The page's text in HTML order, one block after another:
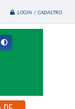
LOGIN / CADASTRO